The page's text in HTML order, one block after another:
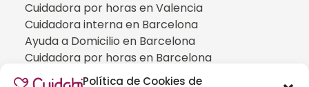
Política de Cookies de
Cuidadora por horas en Valencia
Cuidadora interna en Barcelona
Ayuda a Domicilio en Barcelona
Cuidadora por horas en Barcelona
Cuidadora interna en Madrid